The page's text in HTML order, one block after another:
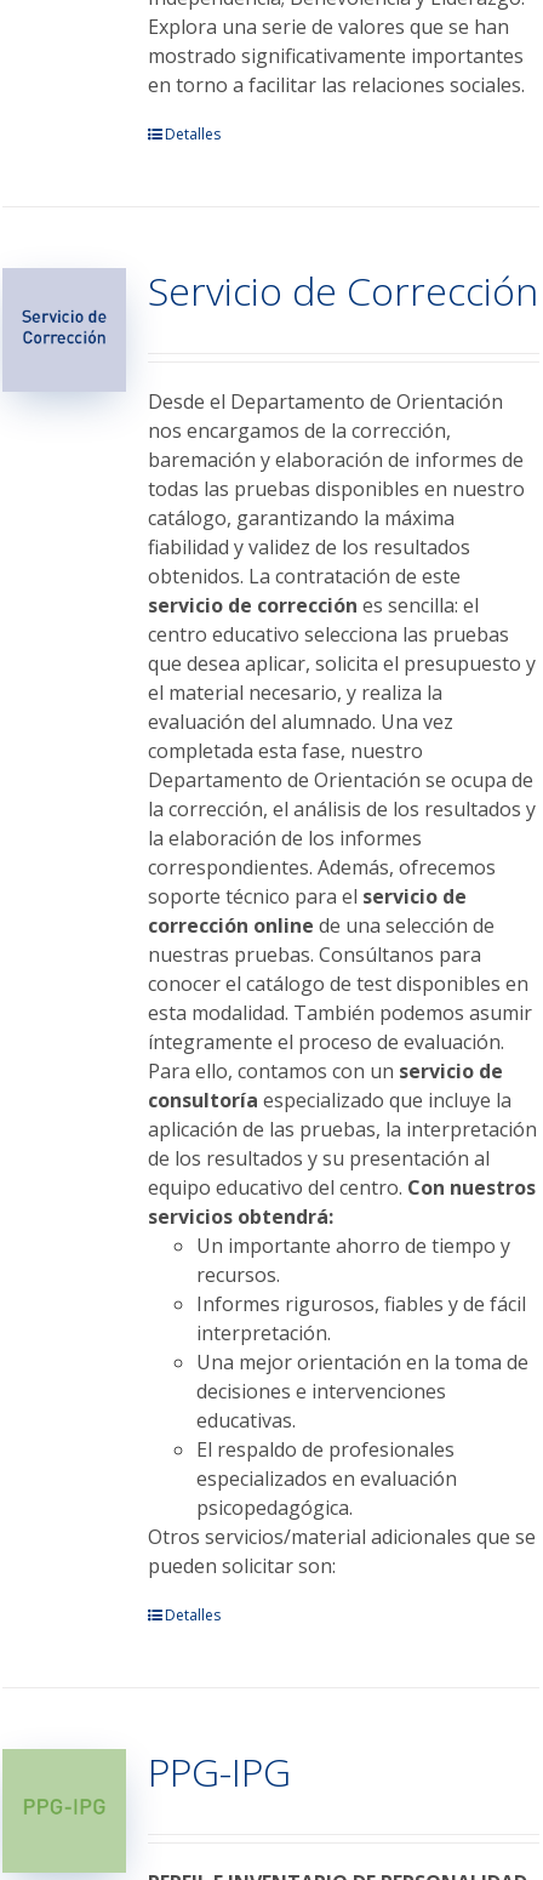
Explora una serie de valores que se han
mostrado significativamente importantes
en torno a facilitar las relaciones sociales.
Este
Las
opciones
elegir
en
la
página
de
producto
Detalles
Servicio de Corrección
Desde el Departamento de Orientación
nos encargamos de la corrección,
baremación y elaboración de informes de
todas las pruebas disponibles en nuestro
catálogo, garantizando la máxima
fiabilidad y validez de los resultados
obtenidos. La contratación de este
servicio de corrección es sencilla: el
centro educativo selecciona las pruebas
que desea aplicar, solicita el presupuesto y
el material necesario, y realiza la
evaluación del alumnado. Una vez
completada esta fase, nuestro
Departamento de Orientación se ocupa de
la corrección, el análisis de los resultados y
la elaboración de los informes
correspondientes. Además, ofrecemos
soporte técnico para el servicio de
corrección online de una selección de
nuestras pruebas. Consúltanos para
conocer el catálogo de test disponibles en
esta modalidad. También podemos asumir
íntegramente el proceso de evaluación.
Para ello, contamos con un servicio de
consultoría especializado que incluye la
aplicación de las pruebas, la interpretación
de los resultados y su presentación al
equipo educativo del centro. Con nuestros
servicios obtendrá:
Un importante ahorro de tiempo y
recursos.
Informes rigurosos, fiables y de fácil
interpretación.
Una mejor orientación en la toma de
decisiones e intervenciones
educativas.
El respaldo de profesionales
especializados en evaluación
psicopedagógica.
Otros servicios/material adicionales que se
pueden solicitar son:
Este
Las
opciones
Detalles
PPG-IPG